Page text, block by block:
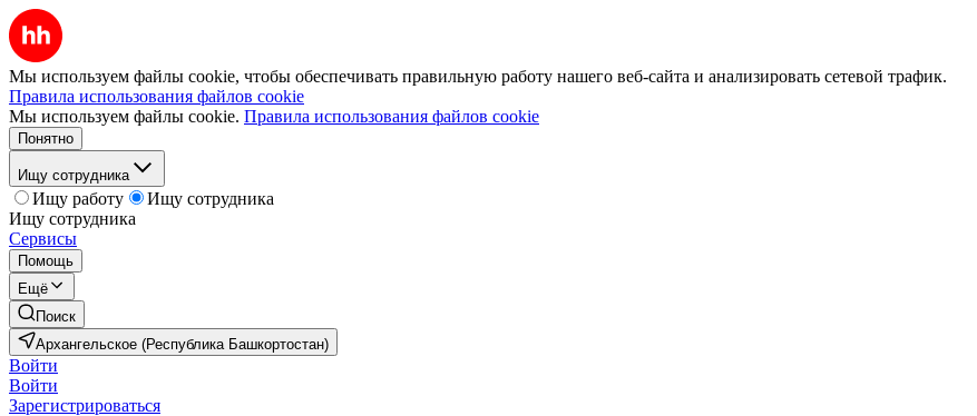
Мы используем файлы cookie, чтобы обеспечивать правильную работу нашего веб-сайта и анализировать сетевой трафик.
Правила использования файлов cookie
Мы используем файлы cookie. Правила использования файлов cookie
Понятно
Ищу сотрудника
Ищу работу
Ищу сотрудника
Ищу сотрудника
Сервисы
Помощь
Ещё
Поиск
Архангельское (Республика Башкортостан)
Войти
Войти
Зарегистрироваться